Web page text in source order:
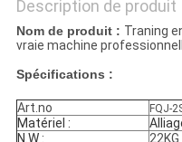
PRIVACY
POLICY
Description de produit
Nom de produit : Traning
vraie machine
Spécifications :
Art.no FQJ-
Matériel :
N.W :
22KG